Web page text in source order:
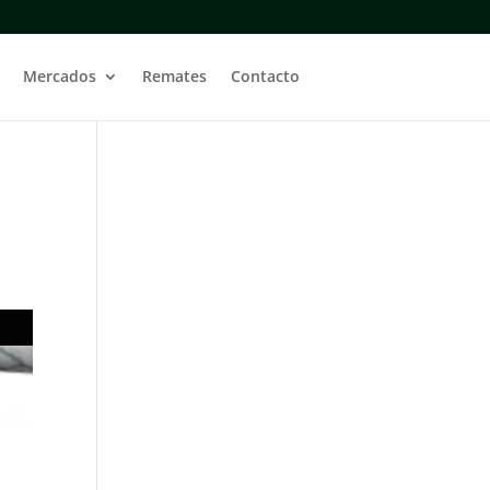
Mercados Remates Contacto